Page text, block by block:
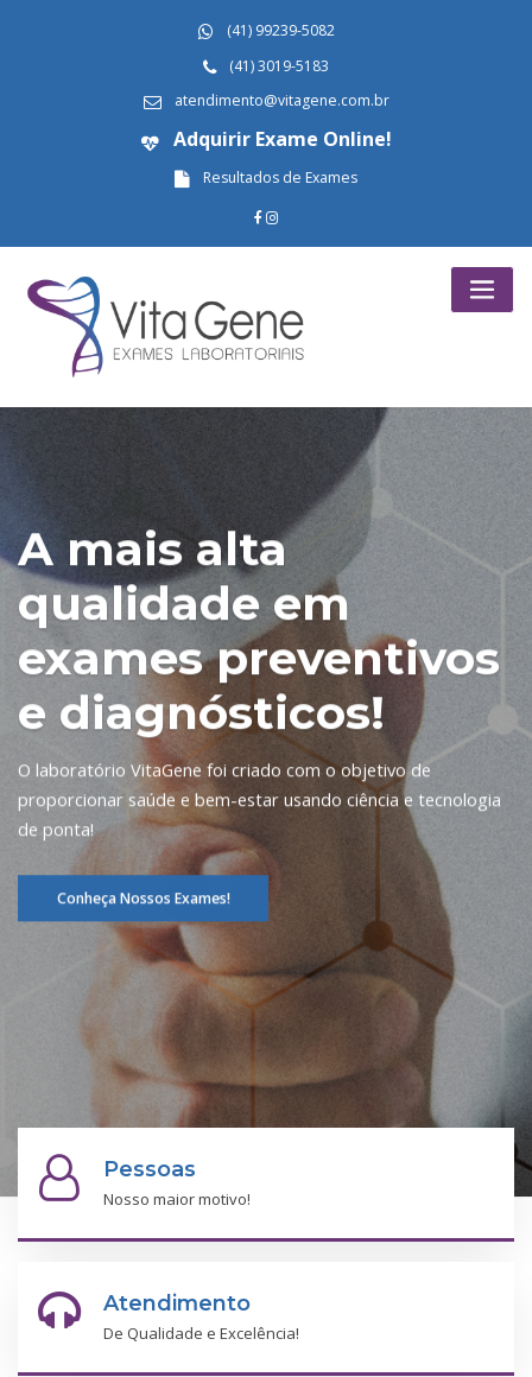
(41) 99239-5082
(41) 3019-5183
atendimento@vitagene.com.br
Adquirir Exame Online!
Resultados de Exames
A mais alta
qualidade em
exames preventivos
e diagnósticos!
O laboratório VitaGene foi criado com o objetivo de
proporcionar saúde e bem-estar usando ciência e tecnologia
de ponta!
Conheça Nossos Exames!
Pessoas
Nosso maior motivo!
Atendimento
De Qualidade e Excelência!